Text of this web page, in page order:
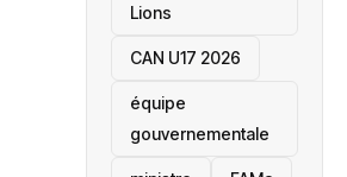
Lions
CAN U17 2026
équipe
gouvernementale